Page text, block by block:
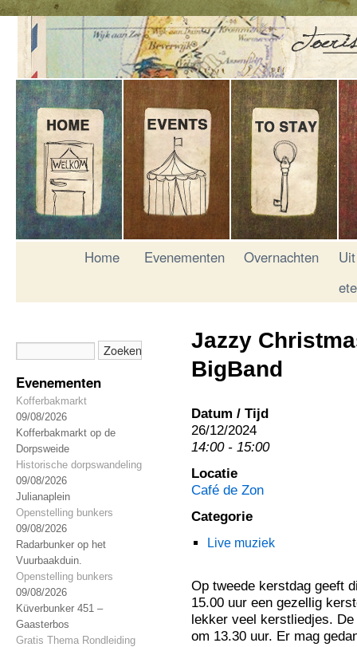
Home Evenementen Overnachten
Uit
Evenementen
Kofferbakmarkt
09/08/2026
Kofferbakmarkt op de
Dorpsweide
Historische dorpswandeling
09/08/2026
Julianaplein
Openstelling bunkers
09/08/2026
Radarbunker op het
Vuurbaakduin.
Openstelling bunkers
09/08/2026
Küverbunker 451 –
Gaasterbos
Gratis Thema Rondleiding
Jazzy
BigBand
Datum / Tijd
26/12/2024
14:00 - 15:00
Locatie
Café de Zon
Categorie
Live muziek
Op tweede kerstdag geeft
15.00 uur een gezellig
lekker veel kerstliedjes.
om 13.30 uur. Er mag